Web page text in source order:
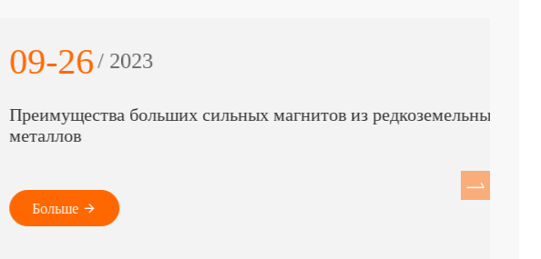
/ 2023
больших сильных магнитов из редкоземельных